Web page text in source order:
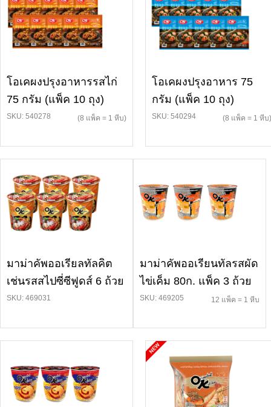
โอเคผงปรุงอาหารรสไก่
75 กรัม (แพ็ค 10 ถุง)
SKU: 540278 (8 แพ็ค = 1 หีบ)
โอเคผงปรุงอาหาร 75
กรัม (แพ็ค 10 ถุง)
SKU: 540294 (8 แพ็ค = 1 หีบ)
มาม่าคัพออเรียลทัลคิต
เช่นรสสไปซี่ซีฟูดส์ 6 ถ้วย
SKU: 469031
มาม่าคัพออเรียนทัลรสผัด
ไข่เค็ม 80ก. แพ็ค 3 ถ้วย
SKU: 469205 12 แพ็ค = 1 หีบ